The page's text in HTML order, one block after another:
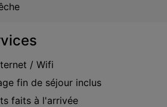
/ Wifi
fin de séjour inclus
faits à l'arrivée